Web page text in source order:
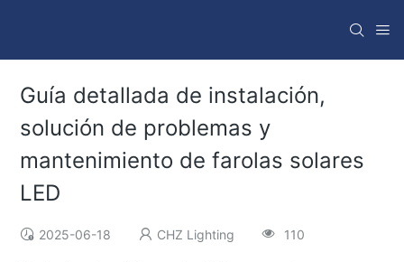
Guía detallada de instalación,
solución de problemas y
mantenimiento de farolas solares
LED
2025-06-18 CHZ Lighting 110